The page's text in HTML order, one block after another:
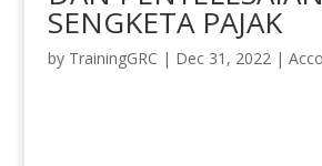
SENGKETA PAJAK
by TrainingGRC | Dec 31, 2022|